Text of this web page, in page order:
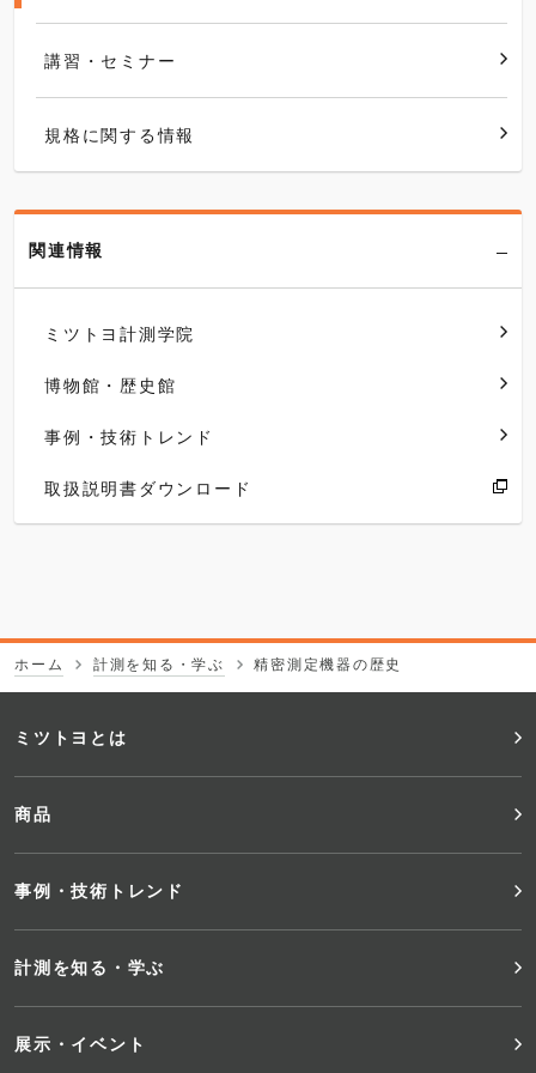
講習・セミナー
規格に関する情報
関連情報
ミツトヨ計測学院
博物館・歴史館
事例・技術トレンド
取扱説明書ダウンロード
ホーム 計測を知る・学ぶ 精密測定機器の歴史
フ
ッ
タ
ー
メ
ミツトヨとは
商品
事例・技術トレンド
計測を知る・学ぶ
展示・イベント